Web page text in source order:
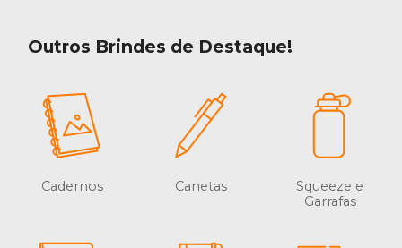
Outros Brindes de Destaque!
Cadernos Canetas
Squeeze e
Garrafas